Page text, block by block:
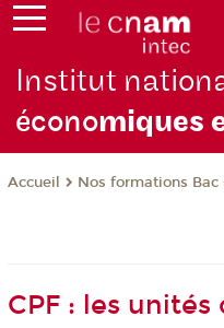
Institut
économiques
Accueil Nos formations Bac
CPF : les